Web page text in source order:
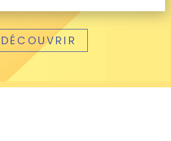
DÉCOUVRIR